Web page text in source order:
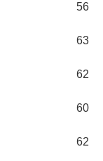
56
63
62
60
62